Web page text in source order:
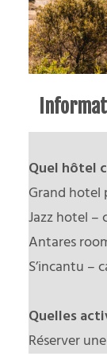
Quel hôtel
Grand hotel
Jazz hotel –
Antares
S’incantu –
Quelles
Réserver